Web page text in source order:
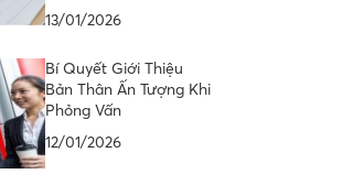
13/01/2026
Bí Quyết Giới Thiệu
Bản Thân Ấn Tượng Khi
Phỏng Vấn
12/01/2026